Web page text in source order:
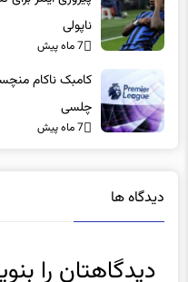
کامبک ناکام
چلسی
7 ماه پیش
نشانی ایمیل شما منتشر نخواهد